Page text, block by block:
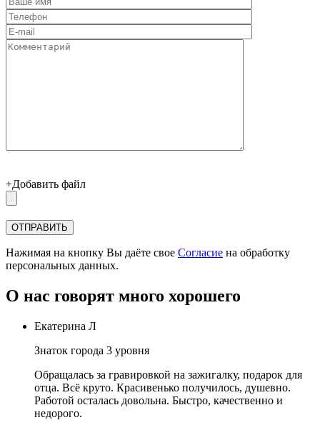
+Добавить файл
Нажимая на кнопку Вы даёте свое Согласие на обработку
персональных данных.
О нас говорят много хорошего
Екатерина Л
Знаток города 3 уровня
Обращалась за гравировкой на зажигалку, подарок для
отца. Всё круто. Красивенько получилось, душевно.
Работой осталась довольна. Быстро, качественно и
недорого.